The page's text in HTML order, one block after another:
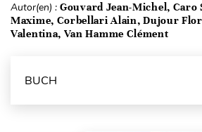
Autor(en) : Gouvard Jean-Michel, Caro
Maxime, Corbellari Alain, Dujour
Valentina, Van Hamme Clément
BUCH